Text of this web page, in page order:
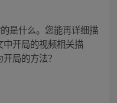
是什么。您能再详细描
开局的视频相关描
局的方法？